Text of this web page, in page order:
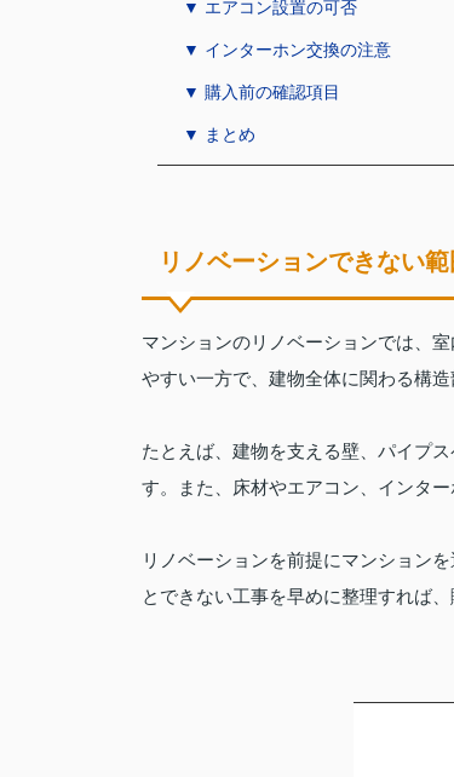
▼ エアコン設置の可否
▼ インターホン交換の注意
▼ 購入前の確認項目
▼ まとめ
リノベーションできない範
マンションのリノベーションでは、
やすい一方で、建物全体に関わる構
たとえば、建物を支える壁、パイプ
す。また、床材やエアコン、インタ
リノベーションを前提にマンション
とできない工事を早めに整理すれば